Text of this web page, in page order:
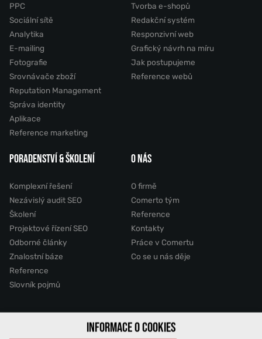
PPC
Sociální sítě
Analytika
E-mailing
Fotografie
Srovnávače zboží
Reputation Management
Správa identity
Aplikace
Reference marketing
Tvorba e-shopů
Redakční systém
Responzivní web
Grafický návrh na míru
Jak postupujeme
Reference webů
PORADENSTVÍ & ŠKOLENÍ
Komplexní řešení
Nezávislý audit SEO
Školení
Projektové řízení SEO
Odborné články
Znalostní báze
Reference
Slovník pojmů
O NÁS
O firmě
Comerto tým
Reference
Kontakty
Práce v Comertu
Co se u nás děje
2011 - 2026 © Comerto, s.r.o.INFORMACE O COOKIES